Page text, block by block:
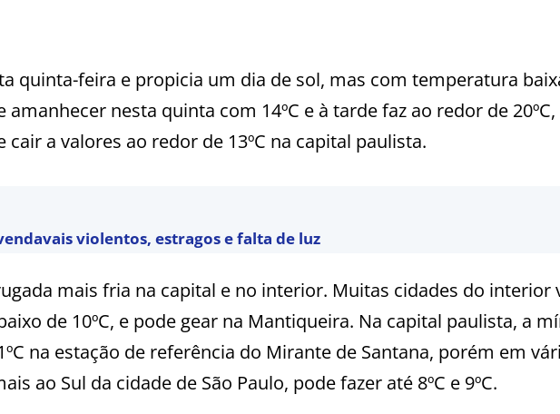
quinta-feira e propicia um dia de sol, mas com temperatura
amanhecer nesta quinta com 14ºC e à tarde faz ao redor de
a valores ao redor de 13ºC na capital paulista.
violentos, estragos e falta de luz
mais fria na capital e no interior. Muitas cidades do interior
de 10ºC, e pode gear na Mantiqueira. Na capital paulista, a
na estação de referência do Mirante de Santana, porém em
ao Sul da cidade de São Paulo, pode fazer até 8ºC e 9ºC.